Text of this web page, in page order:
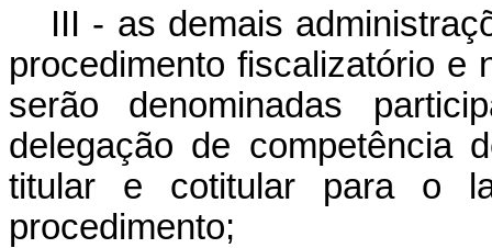
III - as demais
procedimento fiscalizatório e
serão denominadas
delegação de competência
titular e cotitular para o
procedimento;